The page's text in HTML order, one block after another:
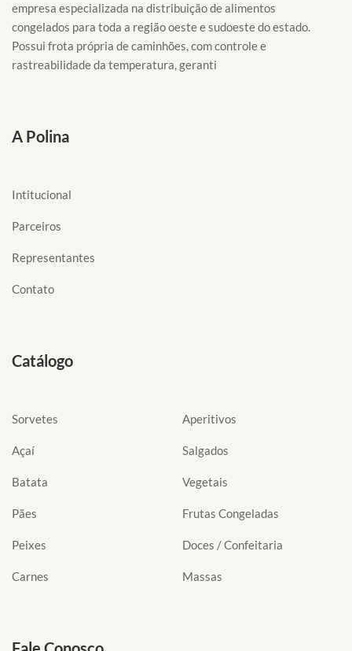
empresa especializada na distribuição de alimentos
congelados para toda a região oeste e sudoeste do estado.
Possui frota própria de caminhões, com controle e
rastreabilidade da temperatura, geranti
A Polina
Intitucional
Parceiros
Representantes
Contato
Catálogo
Sorvetes
Açaí
Batata
Pães
Peixes
Carnes
Aperitivos
Salgados
Vegetais
Frutas Congeladas
Doces / Confeitaria
Massas